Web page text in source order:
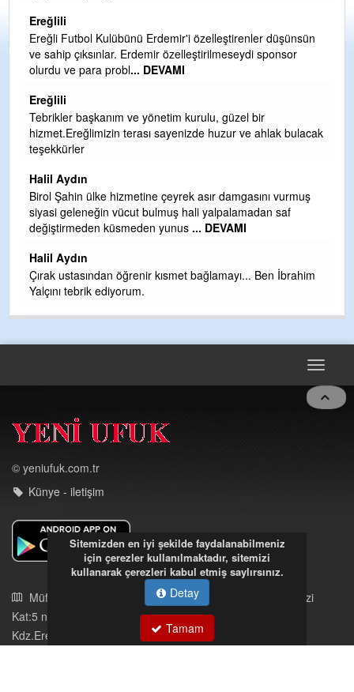
Ereğlili
Ereğli Futbol Kulübünü Erdemir'i özelleştirenler düşünsün
ve sahip çıksınlar. Erdemir özelleştirilmeseydi sponsor
olurdu ve para probl... DEVAMI
Ereğlili
Tebrikler başkanım ve yönetim kurulu, güzel bir
hizmet.Ereğlimizin terası sayenizde huzur ve ahlak bulacak
teşekkürler
Halil Aydın
Birol Şahin ülke hizmetine çeyrek asır damgasını vurmuş
siyasi geleneğin vücut bulmuş hali yalpalamadan saf
değiştirmeden küsmeden yunus ... DEVAMI
Halil Aydın
Çırak ustasından öğrenir kısmet bağlamayı... Ben İbrahim
Yalçını tebrik ediyorum.
Toggle
© yeniufuk.com.tr
Künye - iletişim
Müftü Mahallesi Ateş Ahmet Sokak Cerrahoğlu İşmerkezi
Kat:5 no:2
Kdz.Ereğli/Zonguldak
Sitemizden en iyi şekilde faydalanabilmeniz
için çerezler kullanılmaktadır, sitemizi
kullanarak çerezleri kabul etmiş saylırsınız.
Detay
Tamam